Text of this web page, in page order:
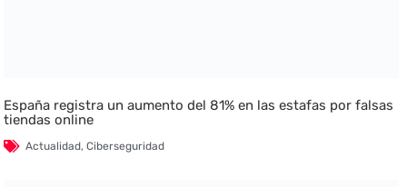
España registra un aumento del 81% en las estafas por falsas
tiendas online
Actualidad,Ciberseguridad